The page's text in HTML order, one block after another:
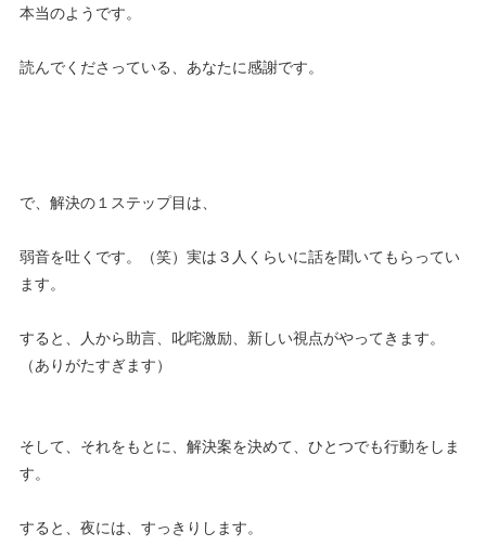
本当のようです。
読んでくださっている、あなたに感謝です。
で、解決の１ステップ目は、
弱音を吐くです。（笑）実は３人くらいに話を聞いてもらってい
ます。
すると、人から助言、叱咤激励、新しい視点がやってきます。
（ありがたすぎます）
そして、それをもとに、解決案を決めて、ひとつでも行動をしま
す。
すると、夜には、すっきりします。